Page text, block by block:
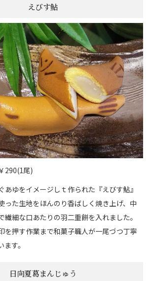
えびす鮎
290(1尾)
あゆをイメージしｔ作られた『えびす鮎』
った生地をほんのり香ばしく焼き上げ、中
繊細な口あたりの羽二重餅を入れました。
を押す作業まで和菓子職人が一尾づつ丁寧
す。
日向夏葛まんじゅう